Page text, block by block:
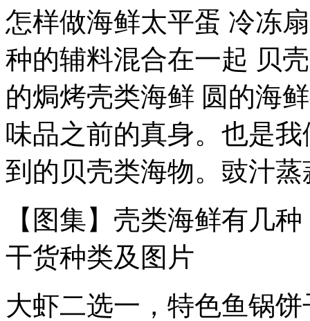
怎样做海鲜太平蛋 冷冻
种的辅料混合在一起 贝
的焗烤壳类海鲜 圆的海
味品之前的真身。也是
到的贝壳类海物。豉汁
【图集】壳类海鲜有几
干货种类及图片
大虾二选一，特色鱼锅